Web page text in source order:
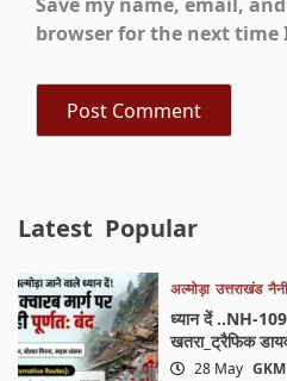
Save my name, email,
browser for the next time
Latest Popular
अल्मोड़ा उत्तराखंड
ध्यान दें ..NH-109
खतरा_ट्रैफिक
28 May